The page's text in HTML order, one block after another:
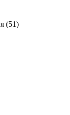
(51)